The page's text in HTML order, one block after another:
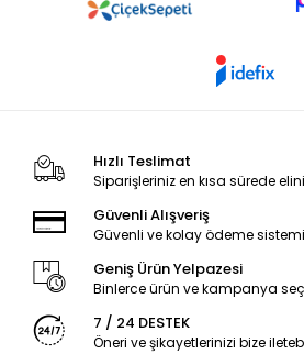
Hızlı Teslimat
Siparişleriniz en kısa sürede
Güvenli Alışveriş
Güvenli ve kolay ödeme sistemi
Geniş Ürün Yelpazesi
Binlerce ürün ve kampanya
7 / 24 DESTEK
Öneri ve şikayetlerinizi bize